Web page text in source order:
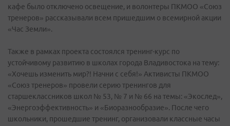
кафе было отключено освещение, и волонтеры ПКМОО «Союз
тренеров» рассказывали всем пришедшим о всемирной акции
«Час Земли».
Также в рамках проекта состоялся тренинг-курс по
устойчивому развитию в школах города Владивостока на тему:
«Хочешь изменить мир?! Начни с себя!» Активисты ПКМОО
«Союз тренеров» провели серию тренингов для
старшеклассников школ № 53, № 7 и № 66 на темы: «Экослед»,
«Энергоэффективность» и «Биоразнообразие». После чего
школьники, прошедшие тренинг, организовали классные часы